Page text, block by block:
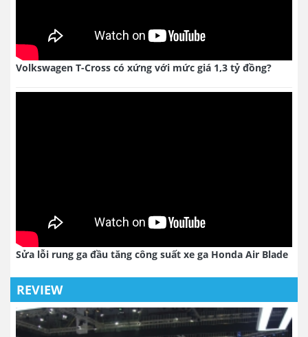
Volkswagen T-Cross có xứng với mức giá 1,3 tỷ đồng?
Sửa lỗi rung ga đầu tăng công suất xe ga Honda Air Blade
REVIEW